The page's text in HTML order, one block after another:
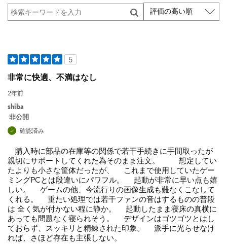
5
非常に快適、不満はなし
2年前
shiba
非公開
確認済み
購入時に部品の在庫等の関係で若干手続きに手間取ったが
親切にサポートしてくれた為そのまま注文。 想定してい
たよりも小さな筐体だったが、 これまで使用していたゲー
ミングPCとは段違いにパワフル。 起動が非常に早い点も嬉
しい。 ゲームの他、今流行りの画像生成も難なくこなして
くれる。 重たい処理では若干ファンの音はするものの普段
は 全く気が付かない程に静か。 起動したまま寝床の真横に
あっても問題なく寝られそう。 デザインはゴツゴツとはし
ておらず、スッキリと精錬された印象。 派手に光らせなけ
れば、さほど存在も主張しない。